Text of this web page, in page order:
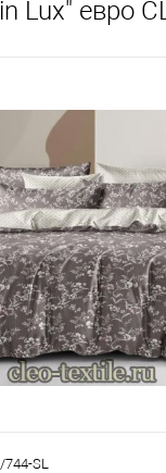
Lux" евро
744-SL